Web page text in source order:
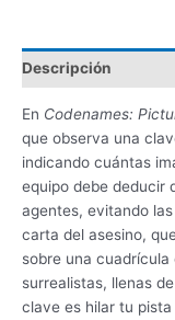
Descripción
En Codenames:
que observa una
indicando cuántas
equipo debe deducir
agentes, evitando
carta del asesino,
sobre una
surrealistas, llenas
clave es hilar tu